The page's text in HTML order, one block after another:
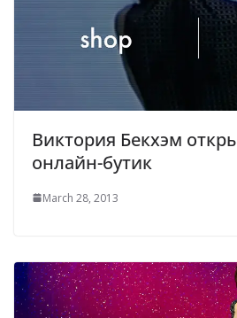
Виктория Бекхэм
онлайн-бутик
March 28, 2013